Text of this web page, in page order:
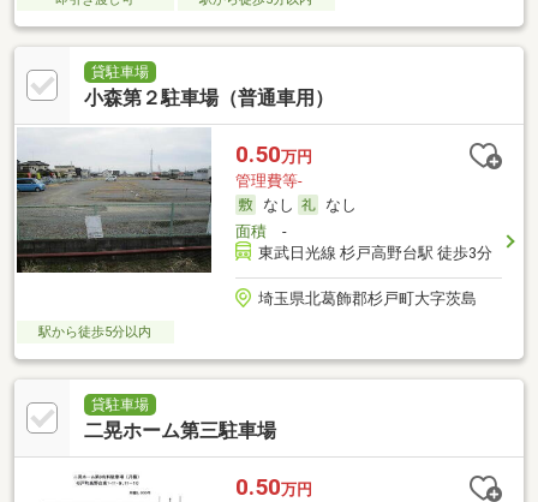
貸駐車場
小森第２駐車場（普通車用）
0.50万円
管理費等-
なし
なし
面積-
東武日光線 杉戸高野台駅 徒歩3分
埼玉県北葛飾郡杉戸町大字茨島
駅から徒歩5分以内
貸駐車場
二晃ホーム第三駐車場
0.50万円